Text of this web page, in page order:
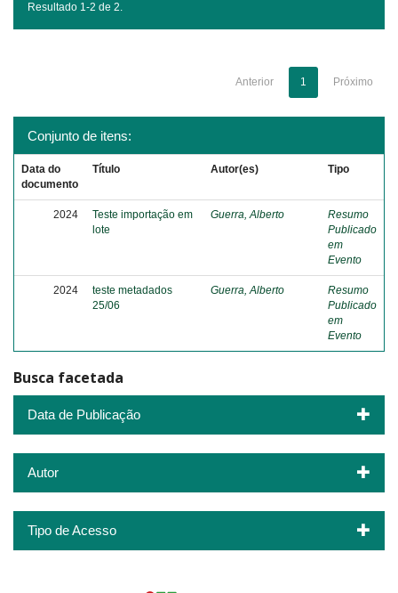
Resultado 1-2 de 2.
Anterior 1 Próximo
Conjunto de itens:
Data do
documento
Título Autor(es) Tipo
2024
Teste importação em
lote
Guerra, Alberto
Resumo
Publicado
em
Evento
2024
teste metadados
25/06
Guerra, Alberto
Resumo
Publicado
em
Evento
Busca facetada
Data de Publicação
Autor
Tipo de Acesso